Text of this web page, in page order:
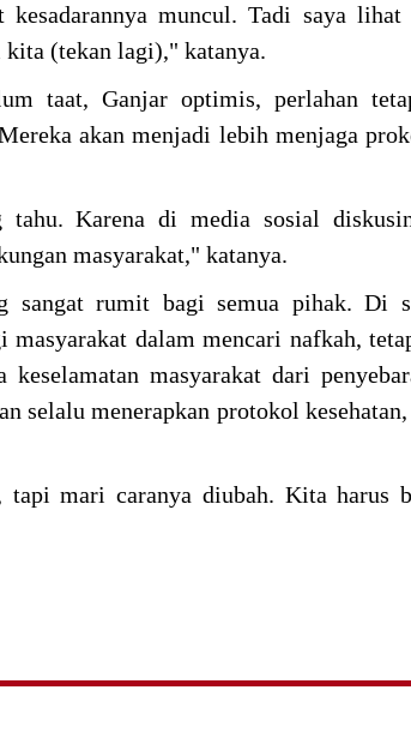
muncul. Tadi saya lihat
(tekan lagi)," katanya.
taat, Ganjar optimis, perlahan
akan menjadi lebih menjaga
tahu. Karena di media sosial
masyarakat," katanya.
sangat rumit bagi semua pihak. Di
masyarakat dalam mencari nafkah,
masyarakat dari
selalu menerapkan protokol
tapi mari caranya diubah. Kita harus